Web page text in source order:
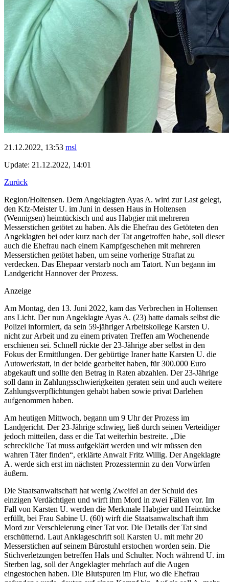
21.12.2022, 13:53 msl
Update: 21.12.2022, 14:01
Zurück
Region/Holtensen. Dem Angeklagten Ayas A. wird zur Last gelegt,
den Kfz-Meister U. im Juni in dessen Haus in Holtensen
(Wennigsen) heimtückisch und aus Habgier mit mehreren
Messerstichen getötet zu haben. Als die Ehefrau des Getöteten den
Angeklagten bei oder kurz nach der Tat angetroffen habe, soll dieser
auch die Ehefrau nach einem Kampfgeschehen mit mehreren
Messerstichen getötet haben, um seine vorherige Straftat zu
verdecken. Das Ehepaar verstarb noch am Tatort. Nun begann im
Landgericht Hannover der Prozess.
Anzeige
Am Montag, den 13. Juni 2022, kam das Verbrechen in Holtensen
ans Licht. Der nun Angeklagte Ayas A. (23) hatte damals selbst die
Polizei informiert, da sein 59-jähriger Arbeitskollege Karsten U.
nicht zur Arbeit und zu einem privaten Treffen am Wochenende
erschienen sei. Schnell rückte der 23-Jährige aber selbst in den
Fokus der Ermittlungen. Der gebürtige Iraner hatte Karsten U. die
Autowerkstatt, in der beide gearbeitet haben, für 300.000 Euro
abgekauft und sollte den Betrag in Raten abzahlen. Der 23-Jährige
soll dann in Zahlungsschwierigkeiten geraten sein und auch weitere
Zahlungsverpflichtungen gehabt haben sowie privat Darlehen
aufgenommen haben.
Am heutigen Mittwoch, begann um 9 Uhr der Prozess im
Landgericht. Der 23-Jährige schwieg, ließ durch seinen Verteidiger
jedoch mitteilen, dass er die Tat weiterhin bestreite. „Die
schreckliche Tat muss aufgeklärt werden und wir müssen den
wahren Täter finden“, erklärte Anwalt Fritz Willig. Der Angeklagte
A. werde sich erst im nächsten Prozesstermin zu den Vorwürfen
äußern.
Die Staatsanwaltschaft hat wenig Zweifel an der Schuld des
einzigen Verdächtigen und wirft ihm Mord in zwei Fällen vor. Im
Fall von Karsten U. werden die Merkmale Habgier und Heimtücke
erfüllt, bei Frau Sabine U. (60) wirft die Staatsanwaltschaft ihm
Mord zur Verschleierung einer Tat vor. Die Details der Tat sind
erschütternd. Laut Anklageschrift soll Karsten U. mit mehr 20
Messerstichen auf seinem Bürostuhl erstochen worden sein. Die
Stichverletzungen betreffen Hals und Schulter. Noch während U. im
Sterben lag, soll der Angeklagter mehrfach auf die Augen
eingestochen haben. Die Blutspuren im Flur, wo die Ehefrau